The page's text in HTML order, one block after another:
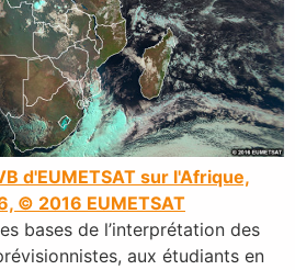
d'EUMETSAT sur l'Afrique,
© 2016 EUMETSAT
bases de l’interprétation des
aux étudiants en